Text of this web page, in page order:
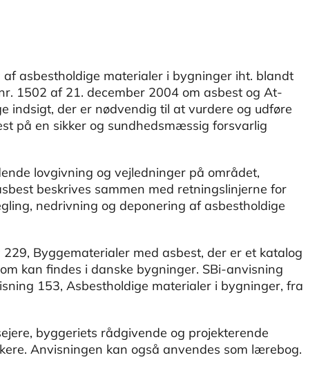
asbestholdige materialer i bygninger iht. blandt
1502 af 21. december 2004 om asbest og At-
indsigt, der er nødvendig til at vurdere og udføre
på en sikker og sundhedsmæssig forsvarlig
lovgivning og vejledninger på området,
beskrives sammen med retningslinjerne for
nedrivning og deponering af asbestholdige
Byggematerialer med asbest, der er et katalog
kan findes i danske bygninger. SBi-anvisning
153, Asbestholdige materialer i bygninger, fra
byggeriets rådgivende og projekterende
Anvisningen kan også anvendes som lærebog.